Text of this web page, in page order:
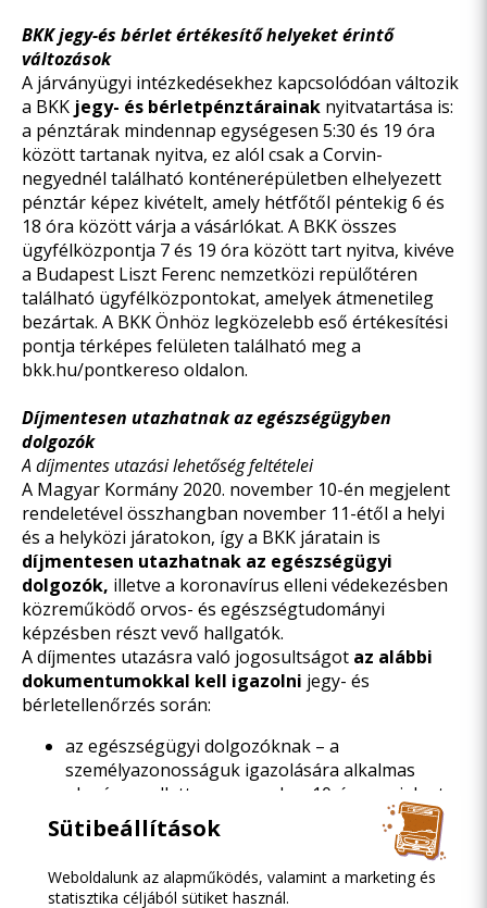
BKK jegy-és bérlet értékesítő helyeket érintő
változások
A járványügyi intézkedésekhez kapcsolódóan változik
a BKK jegy- és bérletpénztárainak nyitvatartása is:
a pénztárak mindennap egységesen 5:30 és 19 óra
között tartanak nyitva, ez alól csak a Corvin-
negyednél található konténerépületben elhelyezett
pénztár képez kivételt, amely hétfőtől péntekig 6 és
18 óra között várja a vásárlókat. A BKK összes
ügyfélközpontja 7 és 19 óra között tart nyitva, kivéve
a Budapest Liszt Ferenc nemzetközi repülőtéren
található ügyfélközpontokat, amelyek átmenetileg
bezártak. A BKK Önhöz legközelebb eső értékesítési
pontja térképes felületen található meg a
bkk.hu/pontkereso oldalon.
Díjmentesen utazhatnak az egészségügyben
dolgozók
A díjmentes utazási lehetőség feltételei
A Magyar Kormány 2020. november 10-én megjelent
rendeletével összhangban november 11-étől a helyi
és a helyközi járatokon, így a BKK járatain is
díjmentesen utazhatnak az egészségügyi
dolgozók, illetve a koronavírus elleni védekezésben
közreműködő orvos- és egészségtudományi
képzésben részt vevő hallgatók.
A díjmentes utazásra való jogosultságot az alábbi
dokumentumokkal kell igazolni jegy- és
bérletellenőrzés során:
az egészségügyi dolgozóknak – a
személyazonosságuk igazolására alkalmas
okmány mellett – a november 10-én megjelent
kormányrendeletben
található igazolást kell
bemutatniuk, amelyet az munkahelyéül szolgáló
egészségügyi intézmény állít ki,
az orvos- és egészségtudományi képzésben
Sütibeállítások
Weboldalunk az alapműködés, valamint a marketing és
statisztika céljából sütiket használ.